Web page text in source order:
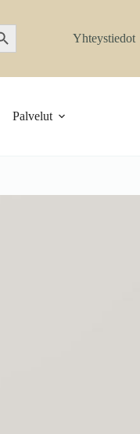
Search Button Yhteystiedot
Palvelut